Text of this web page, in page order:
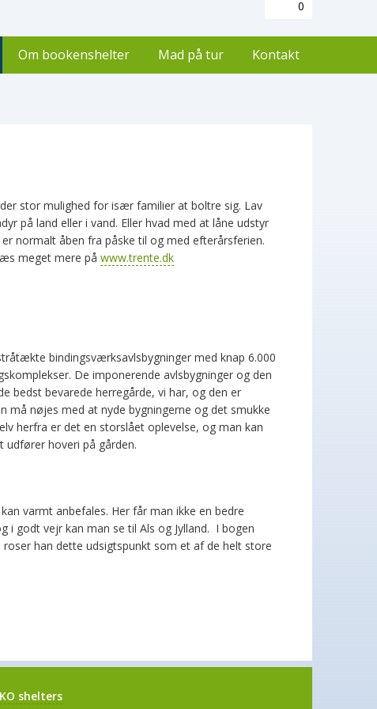
0
Om bookenshelter Mad på tur Kontakt
stor mulighed for især familier at boltre sig. Lav
på land eller i vand. Eller hvad med at låne udstyr
normalt åben fra påske til og med efterårsferien.
meget mere på www.trente.dk
bindingsværksavlsbygninger med knap 6.000
De imponerende avlsbygninger og den
bedst bevarede herregårde, vi har, og den er
nøjes med at nyde bygningerne og det smukke
herfra er det en storslået oplevelse, og man kan
hoveri på gården.
varmt anbefales. Her får man ikke en bedre
i godt vejr kan man se til Als og Jylland. I bogen
roser han dette udsigtspunkt som et af de helt store
shelters